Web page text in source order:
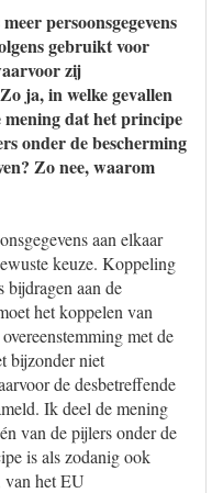
persoonsgegevens
gebruikt voor
zij
ja, in welke gevallen
mening dat het principe
onder de bescherming
Zo nee, waarom
aan elkaar
keuze. Koppeling
bijdragen aan de
het koppelen van
met de
bijzonder niet
de desbetreffende
Ik deel de mening
van de pijlers onder de
is als zodanig ook
van het EU